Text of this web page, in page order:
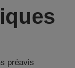
préavis